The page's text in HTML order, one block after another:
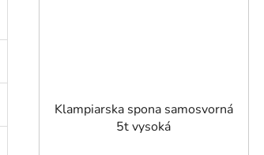
Klampiarska spona samosvorná
5t vysoká